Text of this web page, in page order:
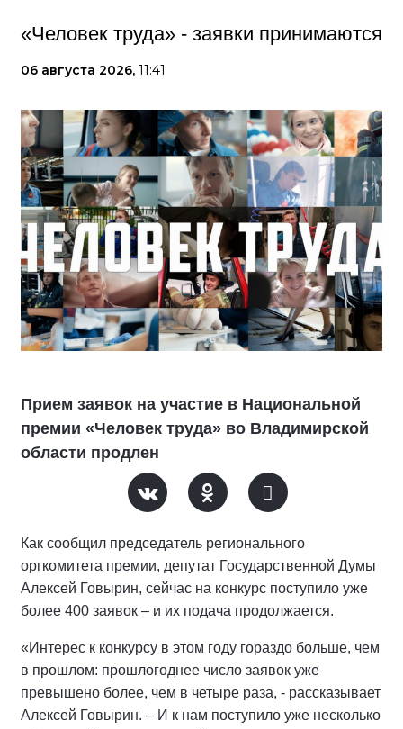
«Человек труда» - заявки принимаются
06 августа 2026, 11:41
Прием заявок на участие в Национальной
премии «Человек труда» во Владимирской
области продлен
Как сообщил председатель регионального
оргкомитета премии, депутат Государственной Думы
Алексей Говырин, сейчас на конкурс поступило уже
более 400 заявок – и их подача продолжается.
«Интерес к конкурсу в этом году гораздо больше, чем
в прошлом: прошлогоднее число заявок уже
превышено более, чем в четыре раза, - рассказывает
Алексей Говырин. – И к нам поступило уже несколько